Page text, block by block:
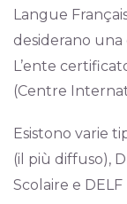
Langue
desiderano
L’ente
(Centre
Esistono varie
(il più diffuso),
Scolaire e DELF